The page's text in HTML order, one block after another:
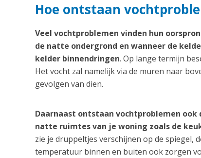
Hoe ontstaan
Veel vochtproblemen vinden hun
de natte ondergrond en wanneer de
kelder binnendringen. Op lange termijn
Het vocht zal namelijk via de muren naar
gevolgen van dien.
Daarnaast ontstaan vochtproblemen ook
natte ruimtes van je woning zoals de
zie je druppeltjes verschijnen op de spiegel,
temperatuur binnen en buiten ook zorgen